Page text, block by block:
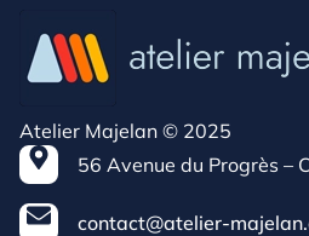
Atelier Majelan © 2025
56 Avenue du Progrès –
contact@atelier-